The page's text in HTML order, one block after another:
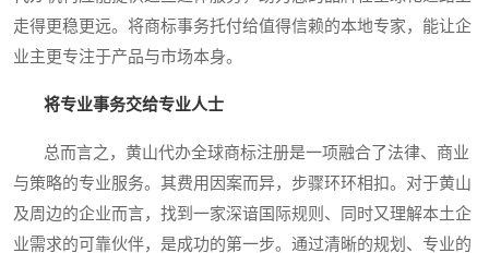
走得更稳更远。将商标事务托付给值得信赖的本地专家，能让企
业主更专注于产品与市场本身。
将专业事务交给专业人士
总而言之，黄山代办全球商标注册是一项融合了法律、商业
与策略的专业服务。其费用因案而异，步骤环环相扣。对于黄山
及周边的企业而言，找到一家深谙国际规则、同时又理解本土企
业需求的可靠伙伴，是成功的第一步。通过清晰的规划、专业的